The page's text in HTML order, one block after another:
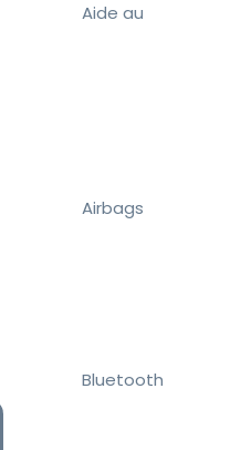
Aide au
Airbags
Bluetooth